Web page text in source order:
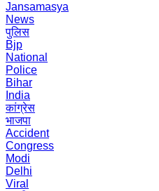
Jansamasya
News
पुलिस
Bjp
National
Police
Bihar
India
कांग्रेस
भाजपा
Accident
Congress
Modi
Delhi
Viral